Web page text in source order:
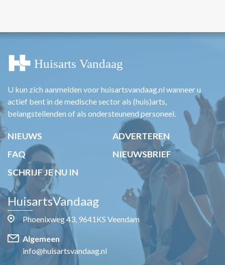
U kun zich aanmelden voor huisartsvandaag.nl wanneer u
actief bent in de medische sector als (huis)arts,
belangstellenden of als ondersteunend personeel.
NIEUWS
ADVERTEREN
FAQ
NIEUWSBRIEF
SCHRIJF JE NU IN
HuisartsVandaag
Phoenixweg 43, 9641KS Veendam
Algemeen
info@huisartsvandaag.nl